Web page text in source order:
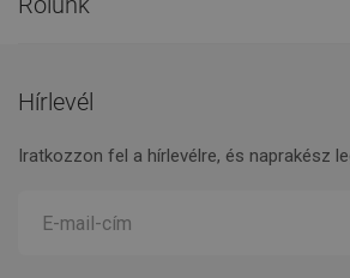
Hírlevél
Iratkozzon fel a hírlevélre, és naprakész